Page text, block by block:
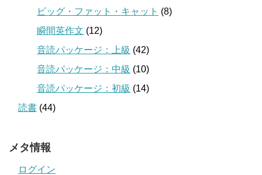
ビッグ・ファット・キャット (8)
瞬間英作文 (12)
音読パッケージ：上級 (42)
音読パッケージ：中級 (10)
音読パッケージ：初級 (14)
読書 (44)
メタ情報
ログイン